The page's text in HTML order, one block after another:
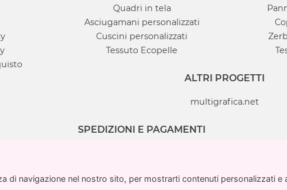
di navigazione nel nostro sito, per mostrarti contenuti personalizzati e
di navigazione nel nostro sito, per mostrarti contenuti personalizzati e
Quadri in tela
Asciugamani personalizzati
Cuscini personalizzati
Tessuto Ecopelle
ALTRI PROGETTI
multigrafica.net
SPEDIZIONI E PAGAMENTI